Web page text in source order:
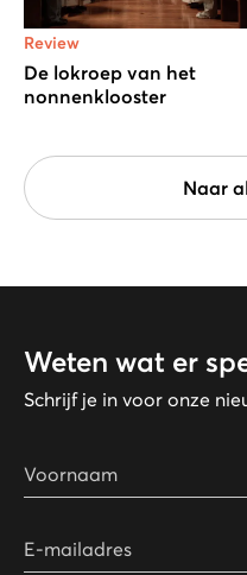
Review
De lokroep van het
nonnenklooster
Naar
Weten wat er
Schrijf je in voor onze
Voornaam
E-mailadres